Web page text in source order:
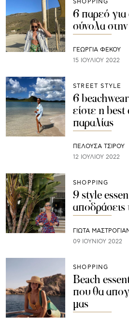
SHOPPING
6 παρεό
σύνολα
ΓΕΩΡΓΙΑ ΦΕΚΟΥ
15 ΙΟΥΛΊΟΥ 2022
STREET STYLE
6 beachwear
είστε η
παραλίας
ΠΕΛΟΥΣΑ ΤΣΙΡΟΥ
12 ΙΟΥΛΊΟΥ 2022
SHOPPING
9 style
αποδράσεις
ΓΙΩΤΑ
09 ΙΟΥΝΊΟΥ 2022
SHOPPING
Beach
που θα
μας